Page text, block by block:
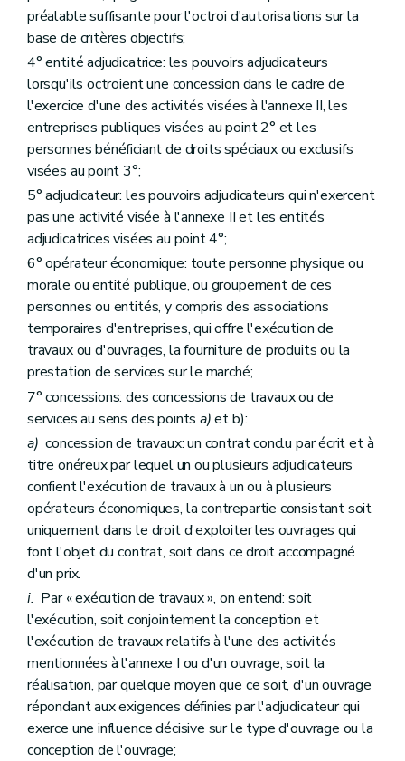
préalable suffisante pour l'octroi d'autorisations sur la
base de critères objectifs;
4° entité adjudicatrice: les pouvoirs adjudicateurs
lorsqu'ils octroient une concession dans le cadre de
l'exercice d'une des activités visées à l'annexe II, les
entreprises publiques visées au point 2° et les
personnes bénéficiant de droits spéciaux ou exclusifs
visées au point 3°;
5° adjudicateur: les pouvoirs adjudicateurs qui n'exercent
pas une activité visée à l'annexe II et les entités
adjudicatrices visées au point 4°;
6° opérateur économique: toute personne physique ou
morale ou entité publique, ou groupement de ces
personnes ou entités, y compris des associations
temporaires d'entreprises, qui offre l'exécution de
travaux ou d'ouvrages, la fourniture de produits ou la
prestation de services sur le marché;
7° concessions: des concessions de travaux ou de
services au sens des points a)et b):
a) concession de travaux: un contrat conclu par écrit et à
titre onéreux par lequel un ou plusieurs adjudicateurs
confient l'exécution de travaux à un ou à plusieurs
opérateurs économiques, la contrepartie consistant soit
uniquement dans le droit d'exploiter les ouvrages qui
font l'objet du contrat, soit dans ce droit accompagné
d'un prix.
i. Par « exécution de travaux », on entend: soit
l'exécution, soit conjointement la conception et
l'exécution de travaux relatifs à l'une des activités
mentionnées à l'annexe I ou d'un ouvrage, soit la
réalisation, par quelque moyen que ce soit, d'un ouvrage
répondant aux exigences définies par l'adjudicateur qui
exerce une influence décisive sur le type d'ouvrage ou la
conception de l'ouvrage;